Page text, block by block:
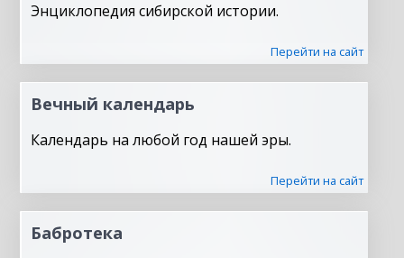
Энциклопедия сибирской истории.
Перейти на сайт
Вечный календарь
Календарь на любой год нашей эры.
Перейти на сайт
Бабротека